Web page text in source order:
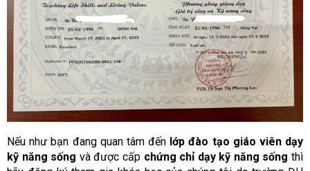
Nếu như bạn đang quan tâm đến lớp đào tạo giáo viên dạy
kỹ năng sống và được cấp chứng chỉ dạy kỹ năng sống thì